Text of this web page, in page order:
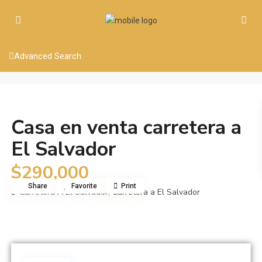
Advanced Search
Casa en venta carretera a
El Salvador
$290,000
Carretera A El Salvador, Carretera a El Salvador
Share Favorite Print